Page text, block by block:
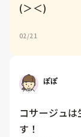
(＞＜)
02/21
ぽぽ
コサージュ
す！